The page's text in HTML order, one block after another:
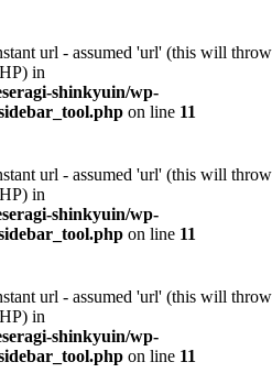
url - assumed 'url' (this will throw
in
shinkyuin/wp-
on line 11
url - assumed 'url' (this will throw
in
shinkyuin/wp-
on line 11
url - assumed 'url' (this will throw
in
shinkyuin/wp-
on line 11